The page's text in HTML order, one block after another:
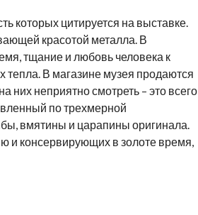
которых цитируется на выставке.
красотой металла. В
тщание и любовь человека к
тепла. В магазине музея продаются
них неприятно смотреть – это всего
по трехмерной
вмятины и царапины оригинала.
и консервирующих в золоте время,